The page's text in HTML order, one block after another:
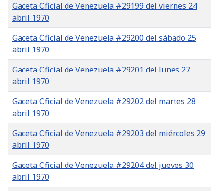
Gaceta Oficial de Venezuela #29199 del viernes 24
abril 1970
Gaceta Oficial de Venezuela #29200 del sábado 25
abril 1970
Gaceta Oficial de Venezuela #29201 del lunes 27
abril 1970
Gaceta Oficial de Venezuela #29202 del martes 28
abril 1970
Gaceta Oficial de Venezuela #29203 del miércoles 29
abril 1970
Gaceta Oficial de Venezuela #29204 del jueves 30
abril 1970